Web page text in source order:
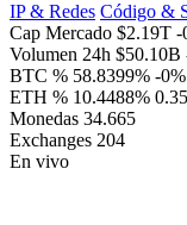
IP & Redes Código &
Cap Mercado $2.19T -
Volumen 24h $50.10B
BTC % 58.8399% -0%
ETH % 10.4488%
Monedas 34.665
Exchanges 204
En vivo